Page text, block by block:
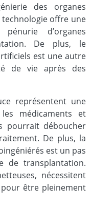
des organes
technologie offre une
d’organes
De plus, le
est une autre
de vie après des
représentent une
médicaments et
pourrait déboucher
De plus, la
est un pas
de transplantation.
nécessitent
être pleinement